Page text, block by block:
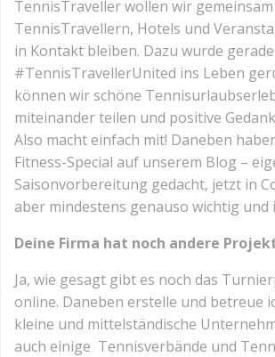
TennisTraveller wollen wir
TennisTravellern, Hotels und
in Kontakt bleiben. Dazu wurde
#TennisTravellerUnited ins Leben
können wir schöne
miteinander teilen und positive
Also macht einfach mit! Daneben
Fitness-Special auf unserem Blog –
Saisonvorbereitung gedacht, jetzt in
aber mindestens genauso wichtig und
Deine Firma hat noch andere
Ja, wie gesagt gibt es noch das
online. Daneben erstelle und betreue
kleine und mittelständische
auch einige Tennisverbände und